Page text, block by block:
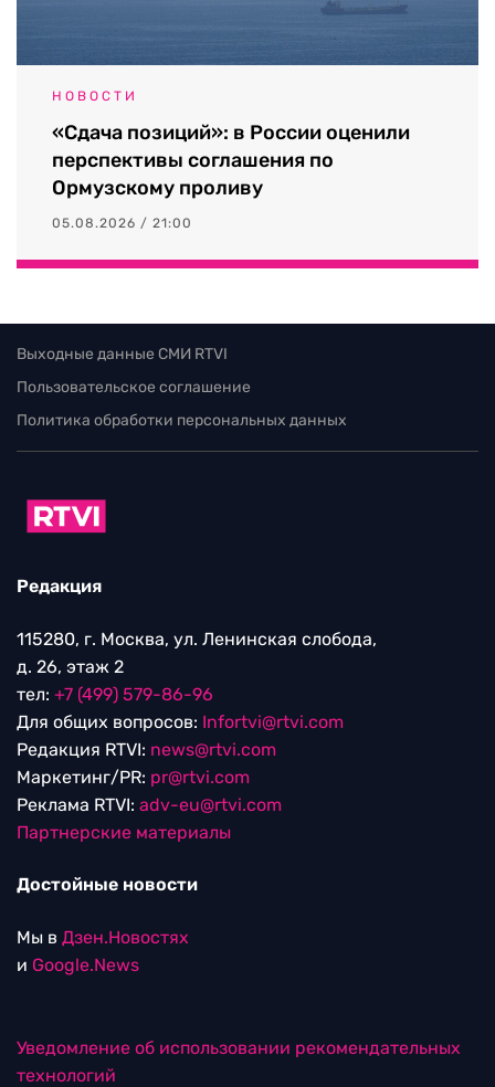
НОВОСТИ
«Сдача позиций»: в России оценили
перспективы соглашения по
Ормузскому проливу
05.08.2026 / 21:00
Выходные данные СМИ RTVI
Пользовательское соглашение
Политика обработки персональных данных
Редакция
115280, г. Москва, ул. Ленинская слобода,
д. 26, этаж 2
тел: +7 (499) 579-86-96
Для общих вопросов: Infortvi@rtvi.com
Редакция RTVI: news@rtvi.com
Маркетинг/PR: pr@rtvi.com
Реклама RTVI: adv-eu@rtvi.com
Партнерские материалы
Достойные новости
Мы в Дзен.Новостях
и Google.News
Уведомление об использовании рекомендательных
технологий